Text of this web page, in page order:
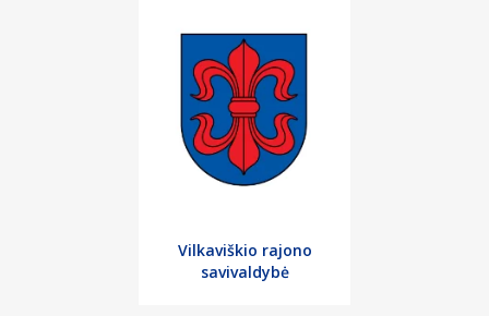
Vilkaviškio rajono
savivaldybė